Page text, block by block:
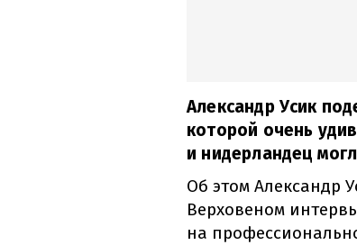
Александр Усик
которой очень
и нидерландец
Об этом Александр
Верховеном
на